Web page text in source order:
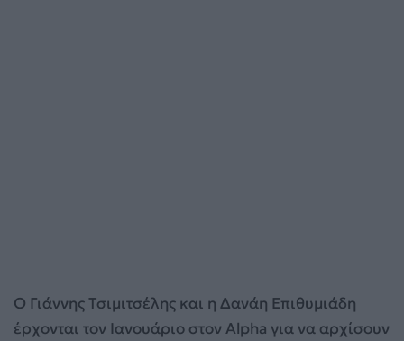
Ο Γιάννης Τσιμιτσέλης και η Δανάη Επιθυμιάδη
έρχονται τον Ιανουάριο στον Alpha για να αρχίσουν